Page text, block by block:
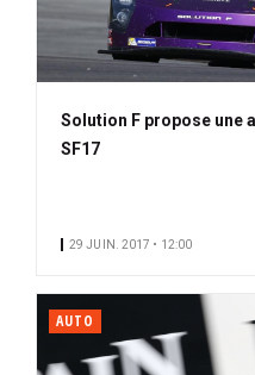
Solution F propose une
SF17
29 JUIN. 2017 • 12:00
AUTO